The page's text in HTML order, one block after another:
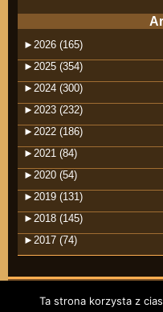
► 2026 (165)
► 2025 (354)
► 2024 (300)
► 2023 (232)
► 2022 (186)
► 2021 (84)
► 2020 (54)
► 2019 (131)
► 2018 (145)
► 2017 (74)
Ta strona korzysta z